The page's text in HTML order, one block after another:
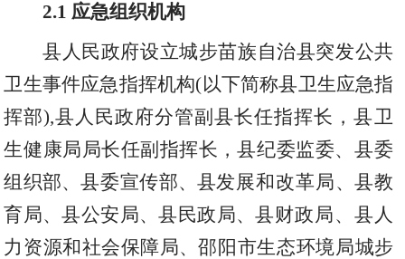
2.1 应急组织机构
县人民政府设立城步苗族自治县突发公共
卫生事件应急指挥机构(以下简称县卫生应急指
挥部),县人民政府分管副县长任指挥长 ，县卫
生健康局局长任副指挥长 ，县纪委监委、县委
组织部、县委宣传部、县发展和改革局、县教
育局、县公安局、县民政局、县财政局、县人
力资源和社会保障局、邵阳市生态环境局城步